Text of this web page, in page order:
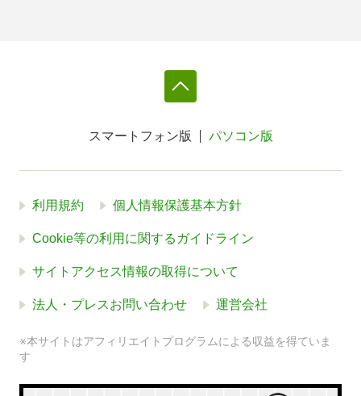
スマートフォン版 パソコン版
利用規約 個人情報保護基本方針
Cookie等の利用に関するガイドライン
サイトアクセス情報の取得について
法人・プレスお問い合わせ 運営会社
※本サイトはアフィリエイトプログラムによる収益を得ていま
す